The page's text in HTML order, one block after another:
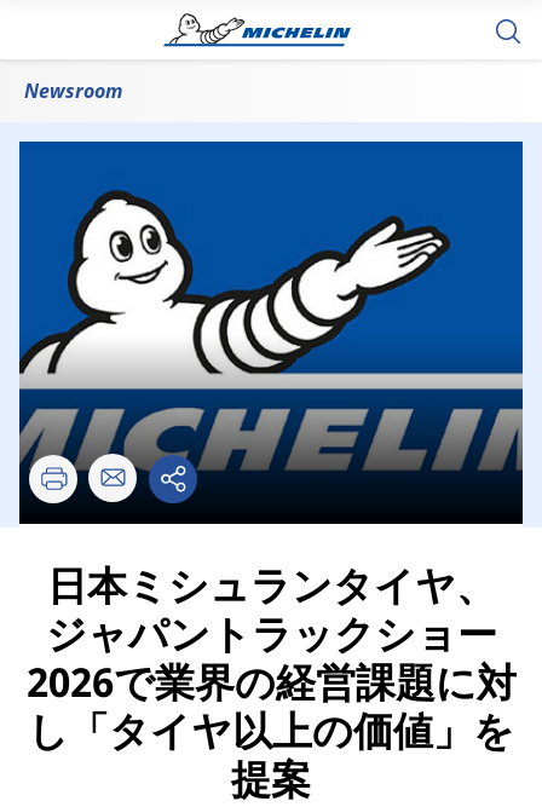
Newsroom
日本ミシュランタイヤ、
ジャパントラックショー
2026で業界の経営課題に対
し「タイヤ以上の価値」を
提案